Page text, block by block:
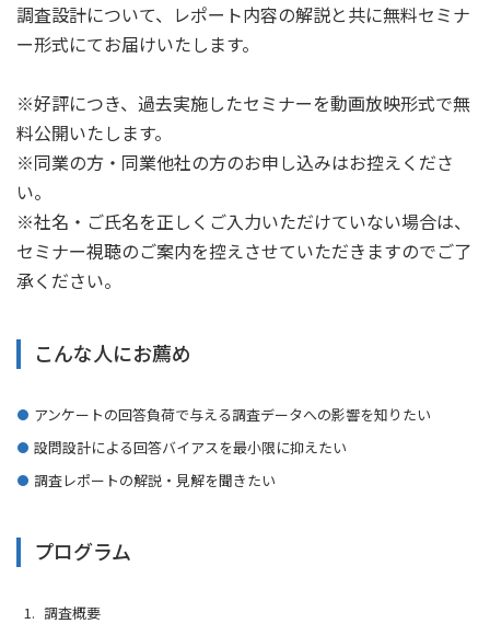
調査設計について、レポート内容の解説と共に無料セミナ
ー形式にてお届けいたします。
※好評につき、過去実施したセミナーを動画放映形式で無
料公開いたします。
※同業の方・同業他社の方のお申し込みはお控えくださ
い。
※社名・ご氏名を正しくご入力いただけていない場合は、
セミナー視聴のご案内を控えさせていただきますのでご了
承ください。
こんな人にお薦め
アンケートの回答負荷で与える調査データへの影響を知りたい
設問設計による回答バイアスを最小限に抑えたい
調査レポートの解説・見解を聞きたい
プログラム
調査概要